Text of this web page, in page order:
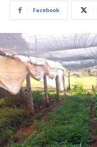
Facebook